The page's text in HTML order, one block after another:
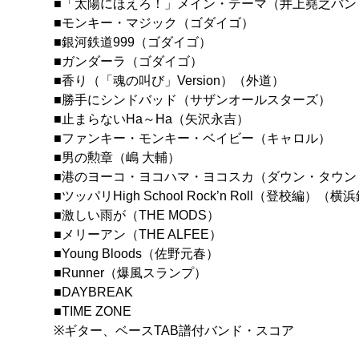
■「太陽にほえろ！」メイン・テーマ（井上堯之バン
■モンキー・マジック（ゴダイゴ）
■銀河鉄道999（ゴダイゴ）
■ガンダーラ（ゴダイゴ）
■香り（「魂の叫び」Version）（外道）
■勝手にシンドバッド（サザンオールスターズ）
■止まらないHa～Ha（矢沢永吉）
■ファンキー・モンキー・ベイビー（キャロル）
■男の勲章（嶋 大輔）
■港のヨーコ・ヨコハマ・ヨコスカ（ダウン・タウン
■ツッパリHigh School Rock’n Roll（登校編）（横浜
■激しい雨が（THE MODS）
■メリーアン（THE ALFEE）
■Young Bloods（佐野元春）
■Runner（爆風スランプ）
■DAYBREAK
■TIME ZONE
※ギター、ベースTAB譜付バンド・スコア